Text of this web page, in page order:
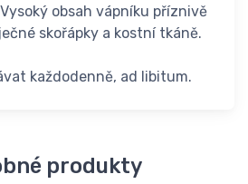
obsah vápníku příznivě
skořápky a kostní tkáně.
každodenně, ad libitum.
produkty